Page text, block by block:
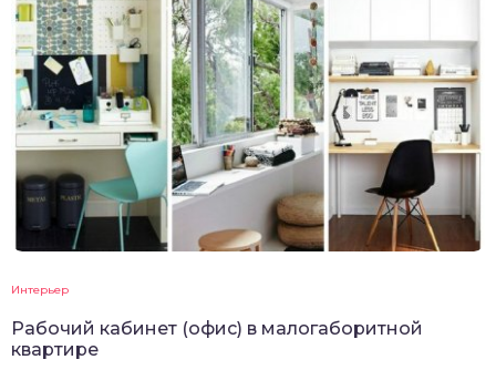
Интерьер
Рабочий кабинет (офис) в малогаборитной
квартире